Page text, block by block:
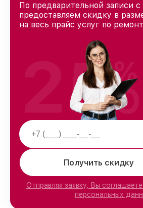
По предварительной записи с
предоставляем скидку в
на весь прайс услуг по
Получить скидку
Отправляя заявку, Вы
персональных
25%